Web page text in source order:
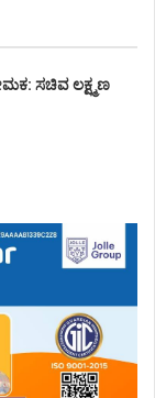
ಸಚಿವ ಲಕ್ಷ್ಮಣ